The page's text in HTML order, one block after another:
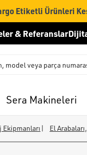
Etiketli Ürünleri
& Referanslar
Sera Makineleri
Ekipmanları | El